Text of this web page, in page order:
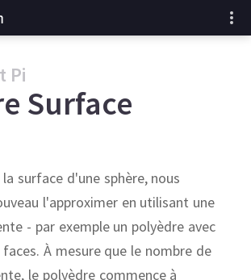
Pi
Surface
surface d'une sphère, nous
l'approximer en utilisant une
- par exemple un polyèdre avec
À mesure que le nombre de
le polyèdre commence à